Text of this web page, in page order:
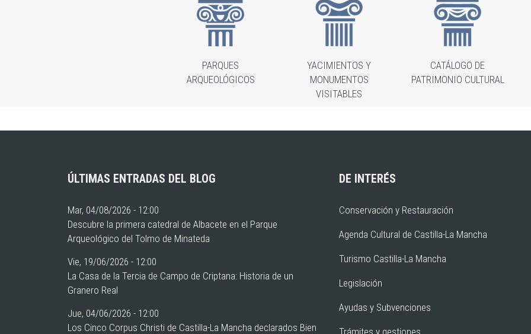
PARQUES
ARQUEOLÓGICOS
YACIMIENTOS Y
MONUMENTOS
VISITABLES
CATÁLOGO DE
PATRIMONIO CULTURAL
ÚLTIMAS ENTRADAS DEL BLOG
Mar, 04/08/2026 - 12:00
Descubre la primera catedral de Albacete en el Parque
Arqueológico del Tolmo de Minateda
Vie, 19/06/2026 - 12:00
La Casa de la Tercia de Campo de Criptana: Historia de un
Granero Real
Jue, 04/06/2026 - 12:00
Los Cinco Corpus Christi de Castilla-La Mancha declarados Bien
DE INTERÉS
Conservación y Restauración
Agenda Cultural de Castilla-La Mancha
Turismo Castilla-La Mancha
Legislación
Ayudas y Subvenciones
Trámites y gestiones